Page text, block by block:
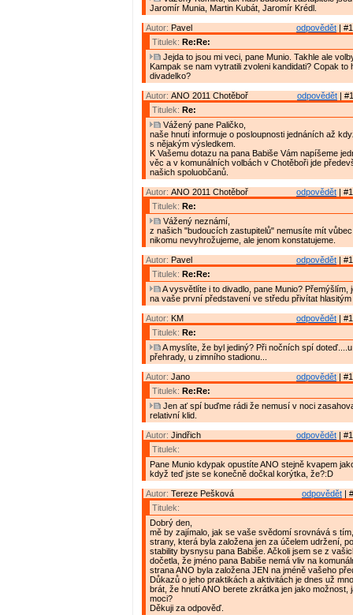
Jaromír Munia, Martin Kubát, Jaromír Krédl.
odpovědět |
Autor: Pavel
Titulek: Re:Re:
Jejda to jsou mi veci, pane Munio. Takhle ale
Kampak se nam vytratili zvoleni kandidati? Copak to
divadelko?
odpovědět |
Autor: ANO 2011 Chotěboř
Titulek: Re:
Vážený pane Paličko,
naše hnutí informuje o posloupnosti jednáních až
s nějakým výsledkem.
K Vašemu dotazu na pana Babiše Vám napíšeme
věc a v komunálních volbách v Chotěboři jde
našich spoluobčanů.
odpovědět |
Autor: ANO 2011 Chotěboř
Titulek: Re:
Vážený neznámí,
z našich "budoucích zastupitelů" nemusíte mít
nikomu nevyhrožujeme, ale jenom konstatujeme.
odpovědět |
Autor: Pavel
Titulek: Re:Re:
A vysvětlíte i to divadlo, pane Munio? Přemýšlím,
na vaše první představení ve středu přivítat
odpovědět |
Autor: KM
Titulek: Re:
A myslíte, že byl jediný? Při nočních spí
přehrady, u zimního stadionu...
odpovědět |
Autor: Jano
Titulek: Re:Re:
Jen ať spí buďme rádi že nemusí v noci
relativní klid.
odpovědět |
Autor: Jindřich
Titulek:
Pane Munio kdypak opustíte ANO stejně kvapem
když teď jste se konečně dočkal korýtka, že?:D
odpovědět |
Autor: Tereze Pešková
Titulek:
Dobrý den,
mě by zajímalo, jak se vaše svědomí srovnává s
strany, která byla založena jen za účelem udržení,
stability bysnysu pana Babiše. Ačkoli jsem se z
dočetla, že jméno pana Babiše nemá vliv na
strana ANO byla založena JEN na jméně vašeho
Důkazů o jeho praktikách a aktivitách je dnes už
brát, že hnutí ANO berete zkrátka jen jako možnost,
moci?
Děkuji za odpověď.